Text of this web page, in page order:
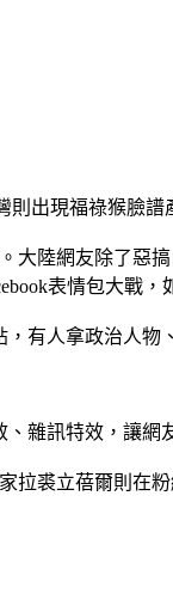
出現福祿猴臉譜
大陸網友除了惡
表情包大戰，
有人拿政治人物
雜訊特效，讓網
裘立蓓爾則在